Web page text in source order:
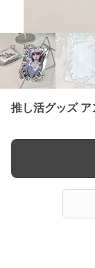
推し活グッズ